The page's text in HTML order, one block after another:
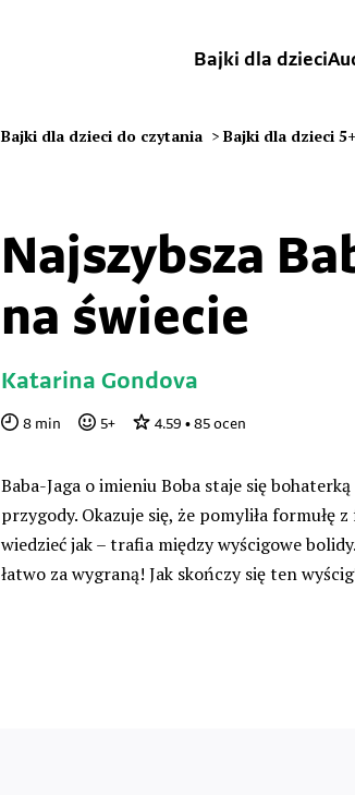
Bajki dla dzieci
Bajki dla dzieci do czytania > Bajki dla dzieci 5+
Najszybsza
na świecie
Katarina Gondova
8 min 5+ 4.59 • 85 ocen
Baba-Jaga o imieniu Boba staje się
przygody. Okazuje się, że pomyliła formułę
wiedzieć jak – trafia między wyścigowe
łatwo za wygraną! Jak skończy się ten